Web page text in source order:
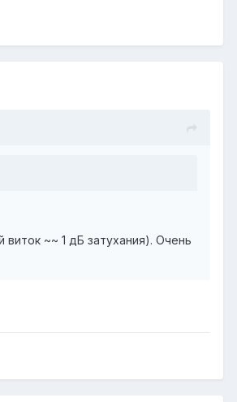
~~ 1 дБ затухания). Очень